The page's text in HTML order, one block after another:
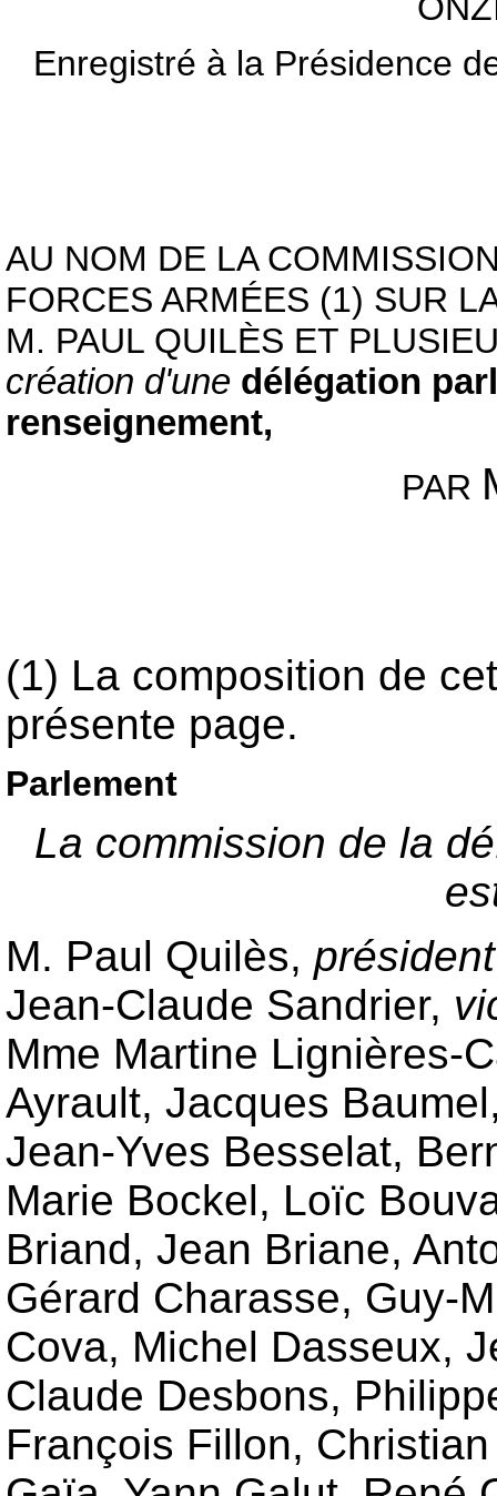
Enregistré à la Présidence
AU NOM DE LA
FORCES ARMÉES (1) SUR
M. PAUL QUILÈS ET
création d'une délégation
renseignement,
PAR
(1) La composition de
présente page.
Parlement
La commission de la
M. Paul Quilès, président
Jean-Claude Sandrier,
Mme Martine Lignières-
Ayrault, Jacques
Jean-Yves Besselat,
Marie Bockel, Loïc
Briand, Jean Briane,
Gérard Charasse, Guy-
Cova, Michel Dasseux,
Claude Desbons,
François Fillon,